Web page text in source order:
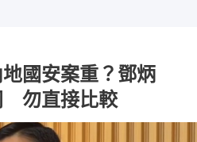
國安案重？鄧炳
勿直接比較